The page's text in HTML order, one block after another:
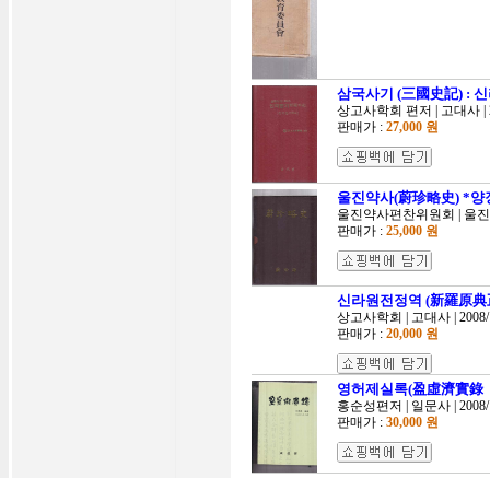
삼국사기 (三國史記) :
상고사학회 편저 | 고대사 |
판매가 : 27,000 원
울진약사(蔚珍略史) *양
울진약사편찬위원회 | 울
판매가 : 25,000 원
신라원전정역 (新羅原典
상고사학회 | 고대사 | 2008/
판매가 : 20,000 원
영허제실록(盈虛濟實錄
홍순성편저 | 일문사 |
판매가 : 30,000 원